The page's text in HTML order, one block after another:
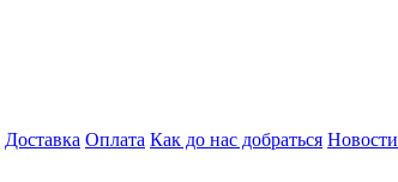
Доставка Оплата Как до нас добраться Новости